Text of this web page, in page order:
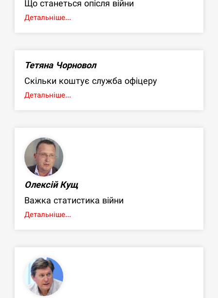
Що станеться опісля війни
Детальніше...
Тетяна Чорновол
Скільки коштує служба офіцеру
Детальніше...
Олексій Кущ
Важка статистика війни
Детальніше...